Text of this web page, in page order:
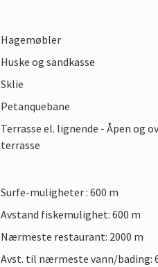
Hagemøbler
Huske og sandkasse
Sklie
Petanquebane
Terrasse el. lignende - Åpen og
terrasse
Surfe-muligheter : 600 m
Avstand fiskemulighet: 600 m
Nærmeste restaurant: 2000 m
Avst. til nærmeste vann/bading: